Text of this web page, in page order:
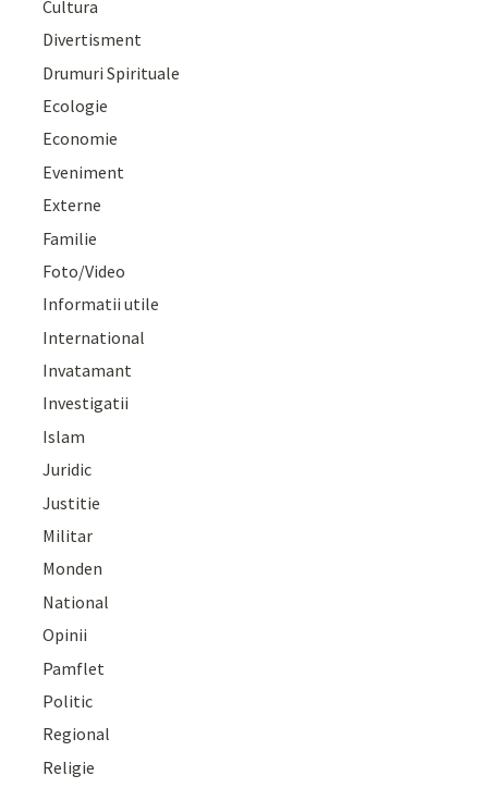
Cultura
Divertisment
Drumuri Spirituale
Ecologie
Economie
Eveniment
Externe
Familie
Foto/Video
Informatii utile
International
Invatamant
Investigatii
Islam
Juridic
Justitie
Militar
Monden
National
Opinii
Pamflet
Politic
Regional
Religie